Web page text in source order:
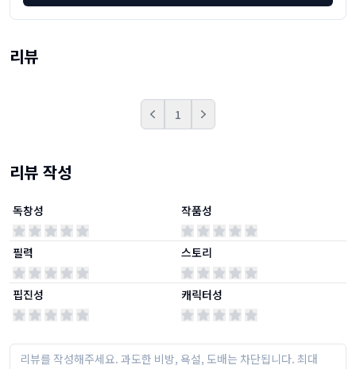
리뷰
Prev 1 Next
리뷰 작성
독창성
필력
핍진성
작품성
스토리
캐릭터성